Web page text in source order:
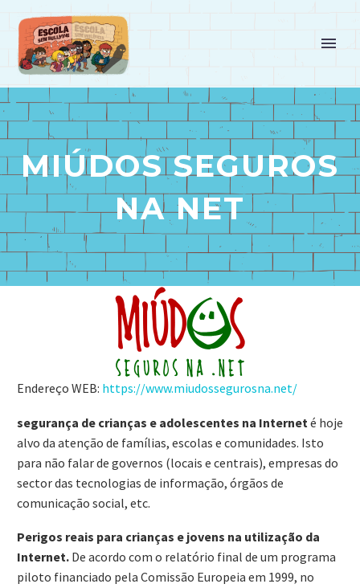
MIÚDOS SEGUROS
NA NET
Endereço WEB: https://www.miudossegurosna.net/
segurança de crianças e adolescentes na Internet é hoje
alvo da atenção de famílias, escolas e comunidades. Isto
para não falar de governos (locais e centrais), empresas do
sector das tecnologias de informação, órgãos de
comunicação social, etc.
Perigos reais para crianças e jovens na utilização da
Internet. De acordo com o relatório final de um programa
piloto financiado pela Comissão Europeia em 1999, no